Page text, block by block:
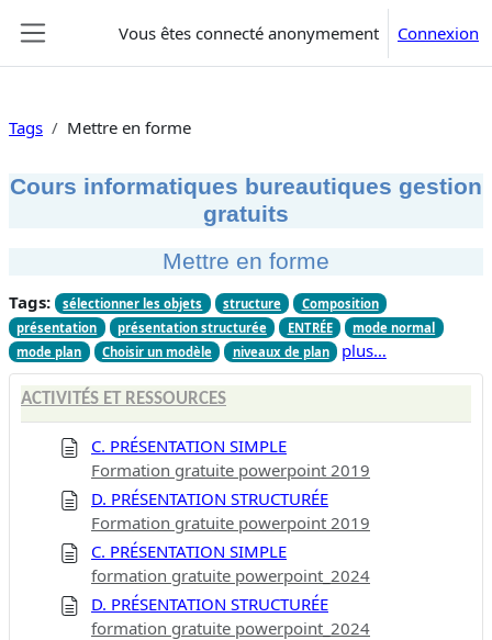
Vous êtes connecté anonymement Connexion
Tags Mettre en forme
Cours informatiques bureautiques gestion
gratuits
Mettre en forme
Tags: sélectionner les objets structure
Composition
présentation
présentation structurée ENTRÉE
mode normal
mode plan
Choisir un modèle niveaux de plan plus…
ACTIVITÉS ET RESSOURCES
C. PRÉSENTATION SIMPLE
Formation gratuite powerpoint 2019
D. PRÉSENTATION STRUCTURÉE
Formation gratuite powerpoint 2019
C. PRÉSENTATION SIMPLE
formation gratuite powerpoint_2024
D. PRÉSENTATION STRUCTURÉE
formation gratuite powerpoint_2024